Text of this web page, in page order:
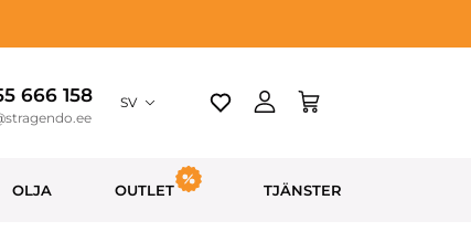
666 158 SV
OLJA OUTLET TJÄNSTER